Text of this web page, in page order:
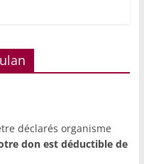
déclarés organisme
don est déductible de